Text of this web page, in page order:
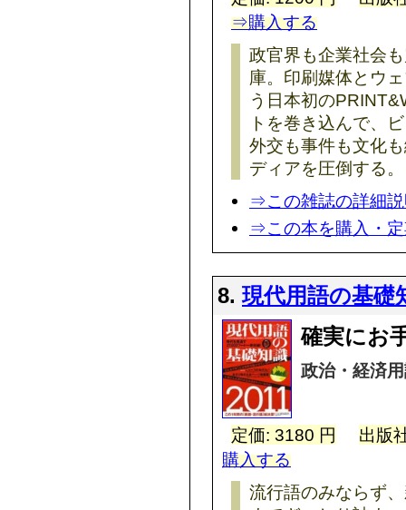
⇒購入する
政官界も企業社会
庫。印刷媒体とウ
う日本初の
トを巻き込んで、
外交も事件も文化
ディアを圧倒する。
⇒この雑誌の詳細
⇒この本を購入・
8.現代用語の基礎
確実にお
政治・経済
定価: 3180 円
出版
購入する
流行語のみならず